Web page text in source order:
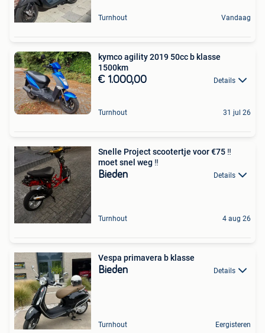
Turnhout Vandaag
kymco agility 2019 50cc b klasse
1500km
€ 1.000,00 Details
Turnhout 31 jul 26
Snelle Project scootertje voor €75 ‼️
moet snel weg ‼️
Bieden Details
Turnhout 4 aug 26
Vespa primavera b klasse
Bieden Details
Turnhout Eergisteren